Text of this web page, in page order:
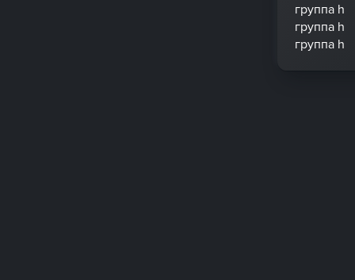
группа h
группа h
группа h